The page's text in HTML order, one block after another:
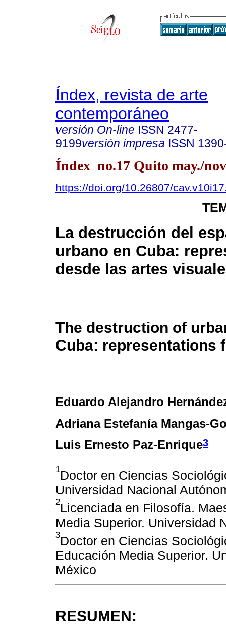
Índex, revista de arte
contemporáneo
versión On-line ISSN 2477-
9199versión impresa ISSN
Índex no.17 Quito may./
https://doi.org/10.26807/
La destrucción del
urbano en Cuba:
desde las artes
The destruction of
Cuba: representations
Eduardo Alejandro
Adriana Estefanía Mangas-
Luis Ernesto Paz-Enrique3
1Doctor en Ciencias
Universidad Nacional
2Licenciada en Filosofía.
Media Superior. Universidad
3Doctor en Ciencias
Educación Media Superior.
México
RESUMEN: